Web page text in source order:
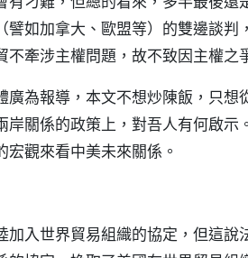
譬如加拿大、歐盟等）的雙邊談判
牽涉主權問題，故不致因主權之
廣為報導，本文不想炒陳飯，只想
岸關係的政策上，對吾人有何啟示
觀來看中美未來關係。
入世界貿易組織的協定，但這說